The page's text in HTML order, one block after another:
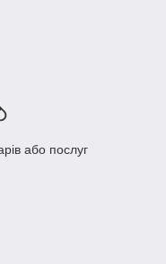
або послуг